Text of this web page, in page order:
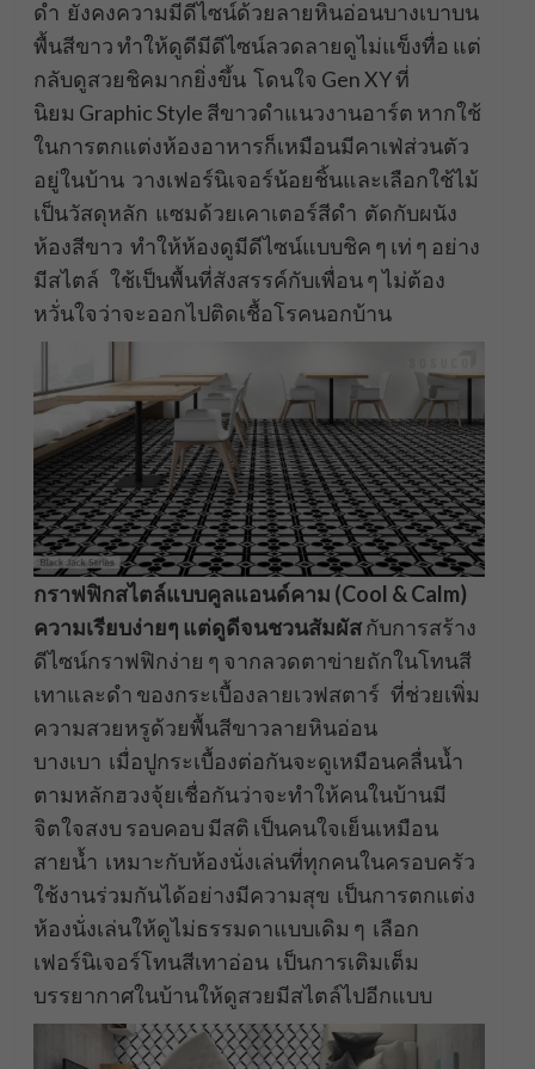
ดำ ยังคงความมีดีไซน์ด้วยลายหินอ่อนบางเบาบน
พื้นสีขาว ทำให้ดูดีมีดีไซน์ลวดลายดูไม่แข็งทื่อ แต่
กลับดูสวยชิคมากยิ่งขึ้น โดนใจ Gen XY ที่
นิยม Graphic Style สีขาวดำแนวงานอาร์ต หากใช้
ในการตกแต่งห้องอาหารก็เหมือนมีคาเฟ่ส่วนตัว
อยู่ในบ้าน วางเฟอร์นิเจอร์น้อยชิ้นและเลือกใช้ไม้
เป็นวัสดุหลัก แซมด้วยเคาเตอร์สีดำ ตัดกับผนัง
ห้องสีขาว ทำให้ห้องดูมีดีไซน์แบบชิค ๆ เท่ ๆ อย่าง
มีสไตล์ ใช้เป็นพื้นที่สังสรรค์กับเพื่อน ๆ ไม่ต้อง
หวั่นใจว่าจะออกไปติดเชื้อโรคนอกบ้าน
กราฟฟิกสไตล์แบบคูลแอนด์คาม (Cool & Calm)
ความเรียบง่ายๆ แต่ดูดีจนชวนสัมผัสกับการสร้าง
ดีไซน์กราฟฟิกง่าย ๆ จากลวดตาข่ายถักในโทนสี
เทาและดำ ของกระเบื้องลายเวฟสตาร์ ที่ช่วยเพิ่ม
ความสวยหรูด้วยพื้นสีขาวลายหินอ่อน
บางเบา เมื่อปูกระเบื้องต่อกันจะดูเหมือนคลื่นน้ำ
ตามหลักฮวงจุ้ยเชื่อกันว่าจะทำให้คนในบ้านมี
จิตใจสงบ รอบคอบ มีสติ เป็นคนใจเย็นเหมือน
สายน้ำ เหมาะกับห้องนั่งเล่นที่ทุกคนในครอบครัว
ใช้งานร่วมกันได้อย่างมีความสุข เป็นการตกแต่ง
ห้องนั่งเล่นให้ดูไม่ธรรมดาแบบเดิม ๆ เลือก
เฟอร์นิเจอร์โทนสีเทาอ่อน เป็นการเติมเต็ม
บรรยากาศในบ้านให้ดูสวยมีสไตล์ไปอีกแบบ